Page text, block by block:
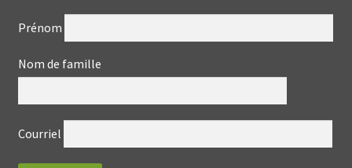
Prénom
Nom de famille
Courriel